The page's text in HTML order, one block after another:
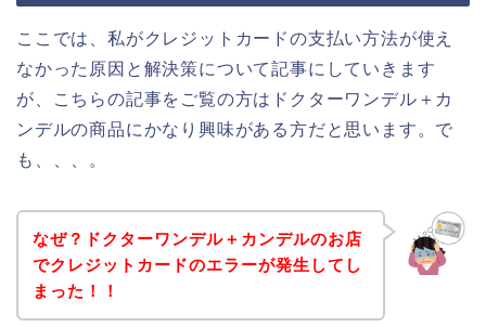
ここでは、私がクレジットカードの支払い方法が使え
なかった原因と解決策について記事にしていきます
が、こちらの記事をご覧の方はドクターワンデル＋カ
ンデルの商品にかなり興味がある方だと思います。で
も、、、。
なぜ？ドクターワンデル＋カンデルのお店
でクレジットカードのエラーが発生してし
まった！！